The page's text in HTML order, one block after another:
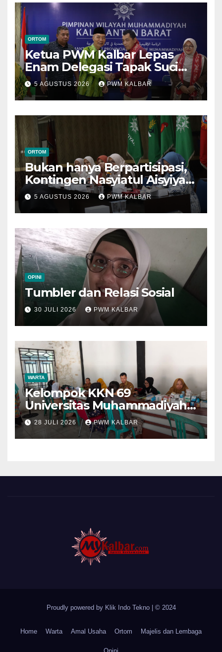
ORTOM
Ketua PWM Kalbar Lepas
Enam Delegasi Tapak Suci
Menuju Muktamar XVI di
Semarang
5 AGUSTUS 2026 PWM KALBAR
ORTOM
Bukan hanya Berpartisipasi,
Kontingen Nasyiatul Aisyiyah
Kalbar Perjuangkan Program
di Muktamar XV
5 AGUSTUS 2026 PWM KALBAR
OPINI
Tumbler dan Relasi Sosial
30 JULI 2026 PWM KALBAR
WARTA
Kelompok KKN 69
Universitas Muhammadiyah
Pontianak Dibagi Dua Tim,
Cat Bangunan dan Dampingi
Pelayanan Posyandu Lansia
28 JULI 2026 PWM KALBAR
Proudly powered by Klik Indo Tekno © 2024
Home Warta Amal Usaha Ortom Majelis dan Lembaga